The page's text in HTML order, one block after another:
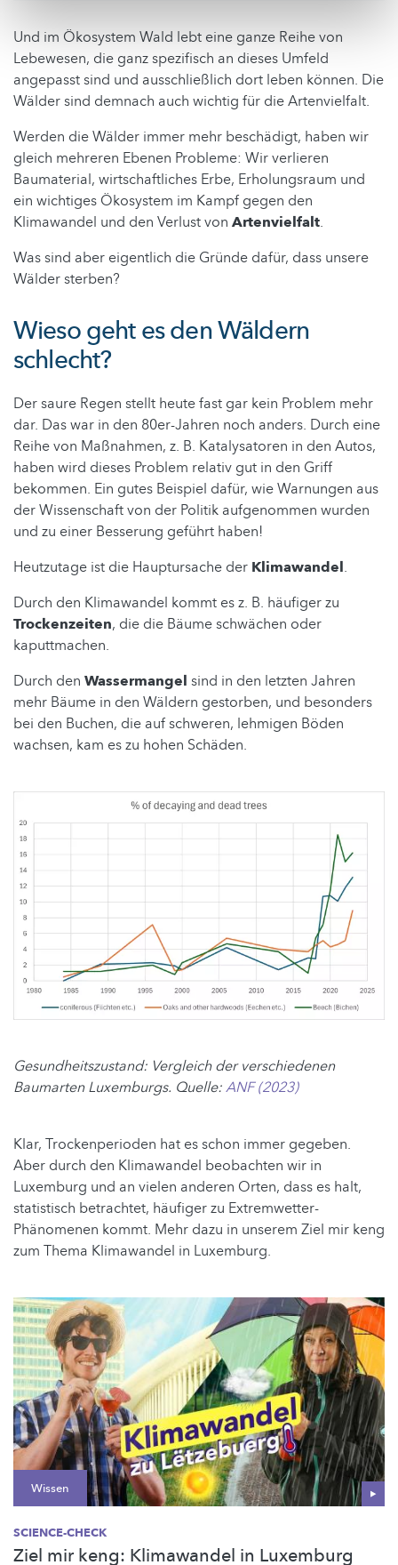
Und im Ökosystem Wald lebt eine ganze Reihe von
Lebewesen, die ganz spezifisch an dieses Umfeld
angepasst sind und ausschließlich dort leben können. Die
Wälder sind demnach auch wichtig für die Artenvielfalt.
Werden die Wälder immer mehr beschädigt, haben wir
gleich mehreren Ebenen Probleme: Wir verlieren
Baumaterial, wirtschaftliches Erbe, Erholungsraum und
ein wichtiges Ökosystem im Kampf gegen den
Klimawandel und den Verlust von Artenvielfalt.
Was sind aber eigentlich die Gründe dafür, dass unsere
Wälder sterben?
Wieso geht es den Wäldern
schlecht?
Der saure Regen stellt heute fast gar kein Problem mehr
dar. Das war in den 80er-Jahren noch anders. Durch eine
Reihe von Maßnahmen, z. B. Katalysatoren in den Autos,
haben wird dieses Problem relativ gut in den Griff
bekommen. Ein gutes Beispiel dafür, wie Warnungen aus
der Wissenschaft von der Politik aufgenommen wurden
und zu einer Besserung geführt haben!
Heutzutage ist die Hauptursache der Klimawandel.
Durch den Klimawandel kommt es z. B. häufiger zu
Trockenzeiten, die die Bäume schwächen oder
kaputtmachen.
Durch den Wassermangel sind in den letzten Jahren
mehr Bäume in den Wäldern gestorben, und besonders
bei den Buchen, die auf schweren, lehmigen Böden
wachsen, kam es zu hohen Schäden.
Gesundheitszustand: Vergleich der verschiedenen
Baumarten Luxemburgs. Quelle:ANF (2023)
Klar, Trockenperioden hat es schon immer gegeben.
Aber durch den Klimawandel beobachten wir in
Luxemburg und an vielen anderen Orten, dass es halt,
statistisch betrachtet, häufiger zu Extremwetter-
Phänomenen kommt. Mehr dazu in unserem Ziel mir keng
zum Thema Klimawandel in Luxemburg.
Wissen
SCIENCE-CHECK
Ziel mir keng: Klimawandel in Luxemburg